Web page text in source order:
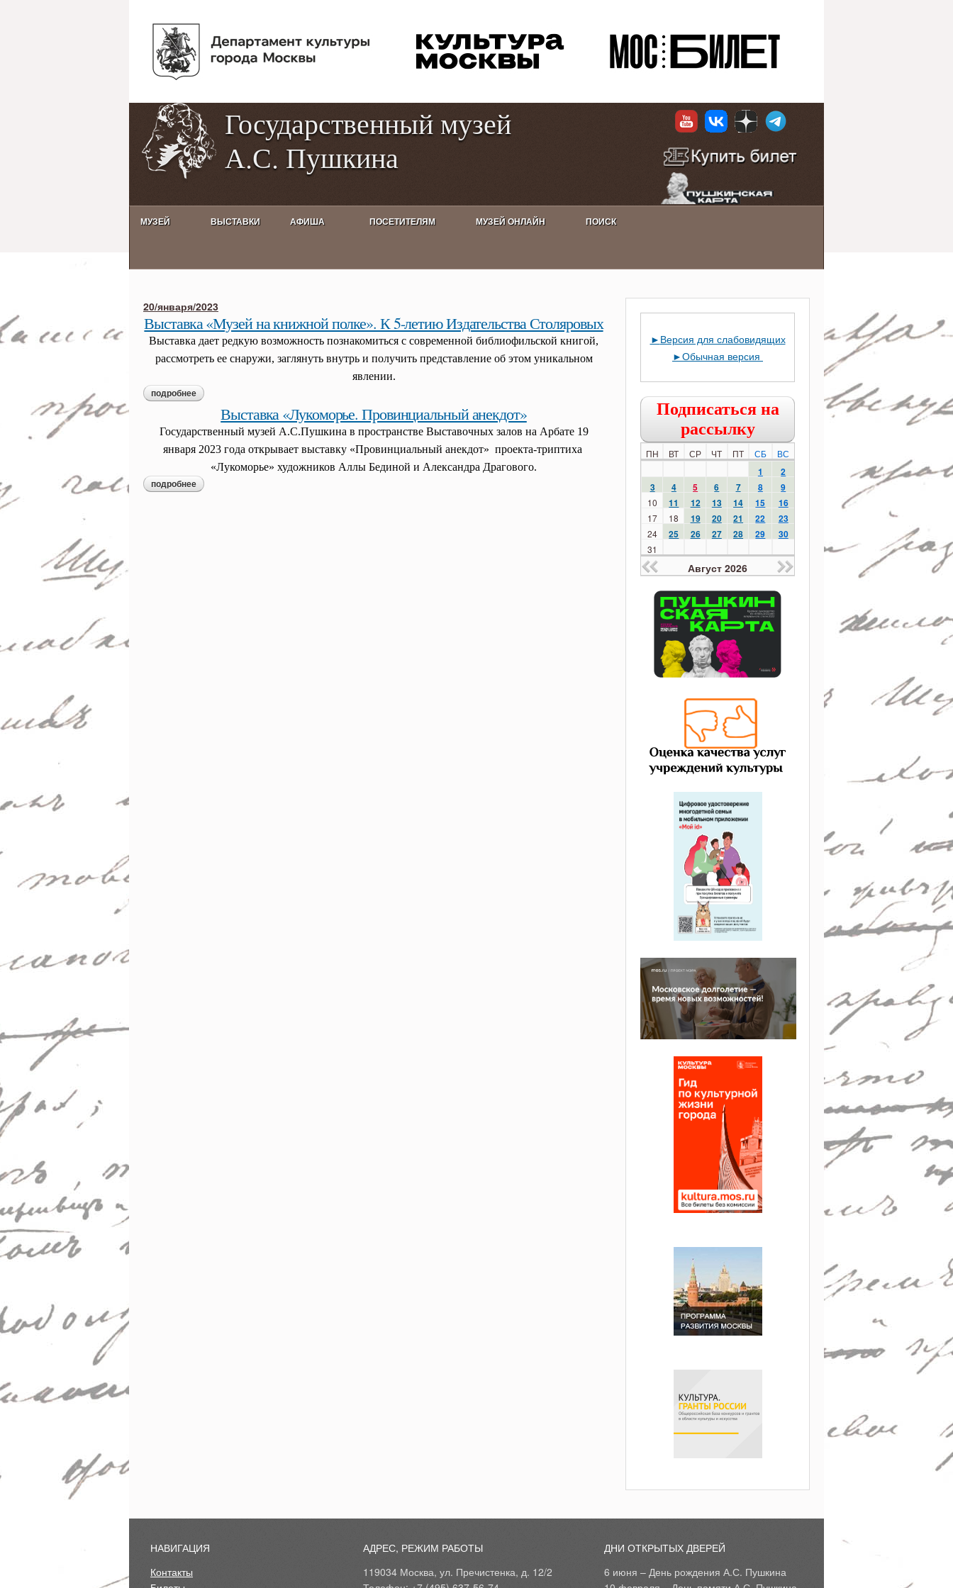
содержанию
contrast
Государственный музей
А.С. Пушкина
МУЗЕЙ ВЫСТАВКИ АФИША ПОСЕТИТЕЛЯМ МУЗЕЙ ОНЛАЙН ПОИСК
Activities calendar
20/января/2023
Выставка «Музей на книжной полке». К 5-летию Издательства Столяровых
Выставка дает редкую возможность познакомиться с современной библиофильской книгой,
рассмотреть ее снаружи, заглянуть внутрь и получить представление об этом уникальном
явлении.
подробнее о выставка «музей на книжной полке». к 5-летию издательства столяровых
Выставка «Лукоморье. Провинциальный анекдот»
Государственный музей А.С.Пушкина в пространстве Выставочных залов на Арбате 19
января 2023 года открывает выставку «Провинциальный анекдот» проекта-триптиха
«Лукоморье» художников Аллы Бединой и Александра Драгового.
подробнее о выставка «лукоморье. провинциальный анекдот»
► Версия для слабовидящих
►Обычная версия
Подписаться на
рассылку
ПН ВТ СР ЧТ ПТ СБ ВС
1
2
3
4 5 6 7 8 9
10 11 12 13 14 15 16
17 18 19 20 21 22 23
24 25 26 27 28 29 30
31
Август 2026
НАВИГАЦИЯ
Контакты
АДРЕС, РЕЖИМ РАБОТЫ
119034 Москва, ул. Пречистенка, д. 12/2
ДНИ ОТКРЫТЫХ ДВЕРЕЙ
6 июня – День рождения А.С. Пушкина